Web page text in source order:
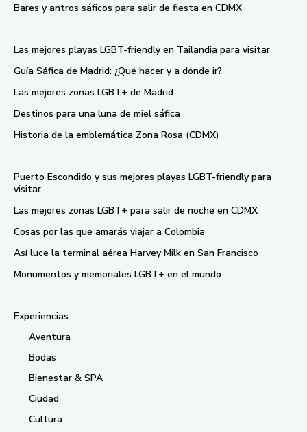
Bares y antros sáficos para salir de fiesta en CDMX
Las mejores playas LGBT-friendly en Tailandia para visitar
Guía Sáfica de Madrid: ¿Qué hacer y a dónde ir?
Las mejores zonas LGBT+ de Madrid
Destinos para una luna de miel sáfica
Historia de la emblemática Zona Rosa (CDMX)
Puerto Escondido y sus mejores playas LGBT-friendly para
visitar
Las mejores zonas LGBT+ para salir de noche en CDMX
Cosas por las que amarás viajar a Colombia
Así luce la terminal aérea Harvey Milk en San Francisco
Monumentos y memoriales LGBT+ en el mundo
Experiencias
Aventura
Bodas
Bienestar & SPA
Ciudad
Cultura